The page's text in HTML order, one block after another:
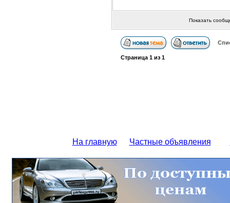
Показать
Страница 1из 1
На главную Частные объявления